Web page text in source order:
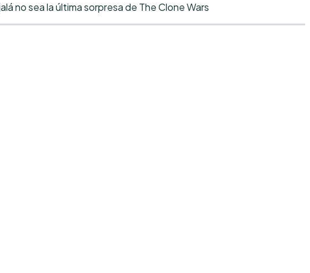
no sea la última sorpresa de The Clone Wars